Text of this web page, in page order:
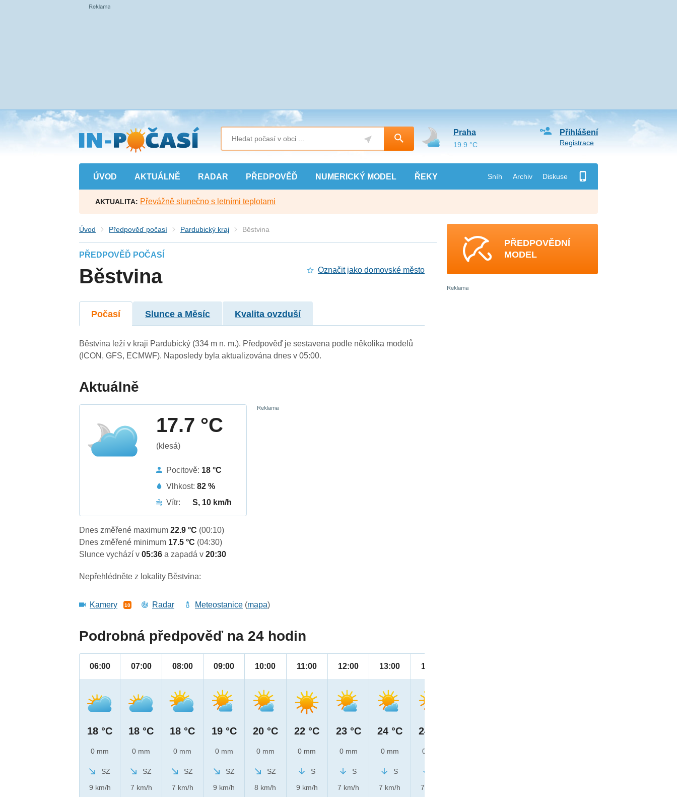
Přejít
na
hlavní
obsah
ÚVOD AKTUÁLNĚ RADAR PŘEDPOVĚĎ NUMERICKÝ MODEL ŘEKY Sníh Archiv Diskuse
Přihlášení
Registrace
Praha
19.9 °C
AKTUALITA: Převážně slunečno s letními teplotami
Úvod Předpověď počasí Pardubický kraj Běstvina
PŘEDPOVĚĎ POČASÍ
Běstvina Označit jako domovské město
Počasí Slunce a Měsíc Kvalita ovzduší
Běstvina leží v kraji Pardubický (334 m n. m.). Předpověď je sestavena podle několika modelů
(ICON, GFS, ECMWF). Naposledy byla aktualizována dnes v 05:00.
Aktuálně
17.7 °C
(klesá)
Pocitově: 18 °C
Vlhkost:82 %
Vítr:
S, 10 km/h
Dnes změřené maximum22.9 °C (00:10)
Dnes změřené minimum 17.5 °C (04:30)
Slunce vychází v05:36a zapadá v20:30
Nepřehlédněte z lokality Běstvina:
Kamery 10 Radar Meteostanice (mapa)
Podrobná předpověď na 24 hodin
06:00
18 °C
0 mm
SZ
9 km/h
07:00
18 °C
0 mm
SZ
7 km/h
08:00
18 °C
0 mm
SZ
7 km/h
09:00
19 °C
0 mm
SZ
9 km/h
10:00
20 °C
0 mm
SZ
8 km/h
11:00
22 °C
0 mm
S
9 km/h
12:00
23 °C
0 mm
S
7 km/h
13:00
24 °C
0 mm
S
7 km/h
14:00
24 °C
0 mm
7 km/h
PŘEDPOVĚDNÍ
MODEL